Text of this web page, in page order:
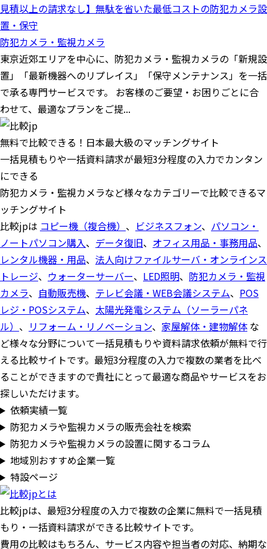
見積以上の請求なし】無駄を省いた最低コストの防犯カメラ設
置・保守
防犯カメラ・監視カメラ
東京近郊エリアを中心に、防犯カメラ・監視カメラの「新規設
置」「最新機器へのリプレイス」「保守メンテナンス」を一括
で承る専門サービスです。 お客様のご要望・お困りごとに合
わせて、最適なプランをご提...
無料で比較できる！日本最大級のマッチングサイト
一括見積もりや一括資料請求が最短3分程度の入力でカンタン
にできる
防犯カメラ・監視カメラなど様々なカテゴリーで比較できるマ
ッチングサイト
比較jpは コピー機（複合機） 、 ビジネスフォン、 パソコン・
ノートパソコン購入、 データ復旧、 オフィス用品・事務用品、
レンタル機器・用品、 法人向けファイルサーバ・オンラインス
トレージ、 ウォーターサーバー、 LED照明、 防犯カメラ・監視
カメラ、 自動販売機、 テレビ会議・WEB会議システム、 POS
レジ・POSシステム、 太陽光発電システム（ソーラーパネ
ル） 、 リフォーム・リノベーション、 家屋解体・建物解体 な
ど様々な分野について一括見積もりや資料請求依頼が無料で行
える比較サイトです。最短3分程度の入力で複数の業者を比べ
ることができますので貴社にとって最適な商品やサービスをお
探しいただけます。
依頼実績一覧
防犯カメラや監視カメラの販売会社を検索
防犯カメラや監視カメラの設置に関するコラム
地域別おすすめ企業一覧
特設ページ
比較jpは、 最短3分程度の入力で複数の企業に無料で一括見積
もり・一括資料請求ができる比較サイトです。
費用の比較はもちろん、サービス内容や担当者の対応、納期な